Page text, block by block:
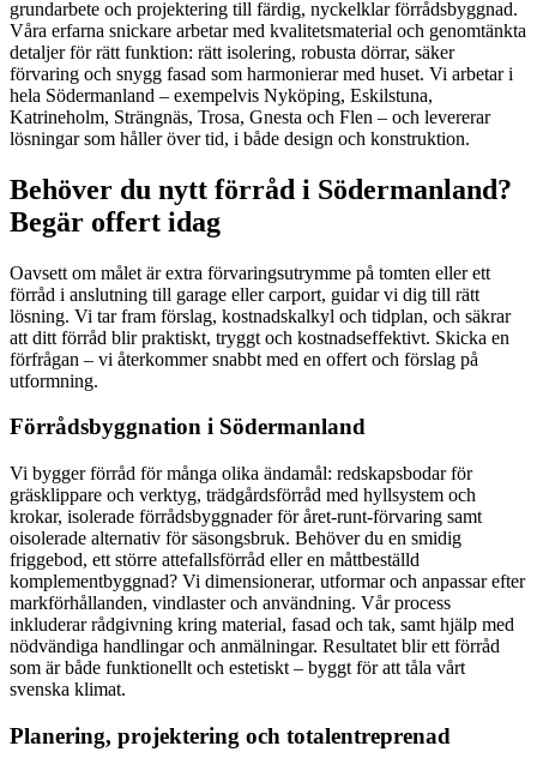
grundarbete och projektering till färdig, nyckelklar förrådsbyggnad.
Våra erfarna snickare arbetar med kvalitetsmaterial och genomtänkta
detaljer för rätt funktion: rätt isolering, robusta dörrar, säker
förvaring och snygg fasad som harmonierar med huset. Vi arbetar i
hela Södermanland – exempelvis Nyköping, Eskilstuna,
Katrineholm, Strängnäs, Trosa, Gnesta och Flen – och levererar
lösningar som håller över tid, i både design och konstruktion.
Behöver du nytt förråd i Södermanland?
Begär offert idag
Oavsett om målet är extra förvaringsutrymme på tomten eller ett
förråd i anslutning till garage eller carport, guidar vi dig till rätt
lösning. Vi tar fram förslag, kostnadskalkyl och tidplan, och säkrar
att ditt förråd blir praktiskt, tryggt och kostnadseffektivt. Skicka en
förfrågan – vi återkommer snabbt med en offert och förslag på
utformning.
Förrådsbyggnation i Södermanland
Vi bygger förråd för många olika ändamål: redskapsbodar för
gräsklippare och verktyg, trädgårdsförråd med hyllsystem och
krokar, isolerade förrådsbyggnader för året-runt-förvaring samt
oisolerade alternativ för säsongsbruk. Behöver du en smidig
friggebod, ett större attefallsförråd eller en måttbeställd
komplementbyggnad? Vi dimensionerar, utformar och anpassar efter
markförhållanden, vindlaster och användning. Vår process
inkluderar rådgivning kring material, fasad och tak, samt hjälp med
nödvändiga handlingar och anmälningar. Resultatet blir ett förråd
som är både funktionellt och estetiskt – byggt för att tåla vårt
svenska klimat.
Planering, projektering och totalentreprenad